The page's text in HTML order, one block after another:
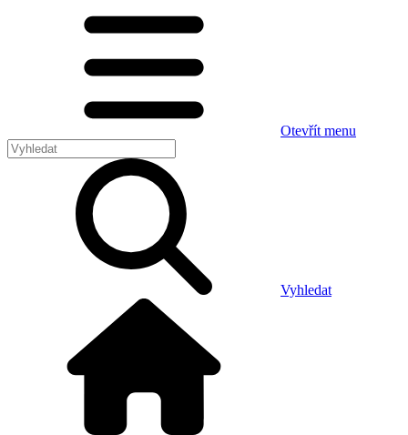
Otevřít menu
Vyhledat